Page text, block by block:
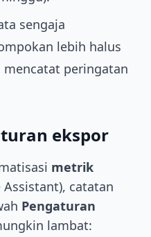
sengaja
lebih halus
peringatan
ekspor
metrik
catatan
Pengaturan
lambat: